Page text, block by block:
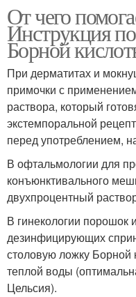
От чего
Инструкция
Борной
При дерматитах и
примочки с
раствора, который
экстемпоральной
перед употреблением,
В офтальмологии для
конъюнктивального
двухпроцентный
В гинекологии порошок
дезинфицирующих
столовую ложку Борной
теплой воды
Цельсия).